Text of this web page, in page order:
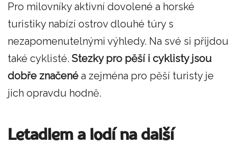
Pro milovníky aktivní dovolené a horské
turistiky nabízí ostrov dlouhé túry s
nezapomenutelnými výhledy. Na své si přijdou
také cyklisté. Stezky pro pěší i cyklisty jsou
dobře značené a zejména pro pěší turisty je
jich opravdu hodně.
Letadlem a lodí na další